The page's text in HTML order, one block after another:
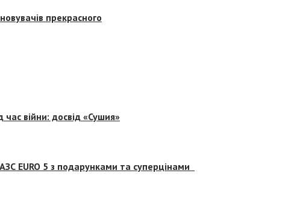
прекрасного
війни: досвід «Сушия»
EURO 5 з подарунками та суперцінами